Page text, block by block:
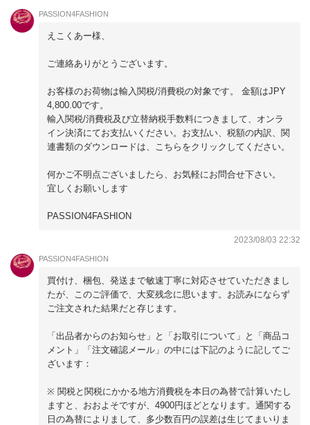
PASSION4FASHION
えこくあー様、
ご連絡ありがとうございます。
お客様のお荷物は輸入関税/消費税の対象です。 金額はJPY
4,800.00です。
輸入関税/消費税及び立替納税手数料につきまして、オンラ
イン決済にてお支払いください。お支払い、税額の内訳、関
連書類のダウンロードは、こちらをクリックしてください。
何かご不明点ございましたら、お気軽にお問合せ下さい。
宜しくお願いします
PASSION4FASHION
2023/08/03 22:32
PASSION4FASHION
買付け、梱包、発送まで敏速丁寧に対応させていただきまし
たが、このご評価で、大変残念に思います。お読みにならず
ご注文された結果だと存じます。
「出品者からのお知らせ」と「お取引について」と「商品コ
メント」「注文確認メール」の中には下記のように記してご
ざいます：
※ 関税と関税にかかる地方消費税を本日の為替で計算いたし
ますと、おおよそですが、4900円ほどとなります。通関する
日の為替によりまして、多少数百円の誤差は生じてまいりま